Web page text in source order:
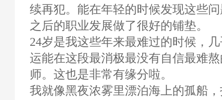
续再犯。能在年轻的时候发现这些
之后的职业发展做了很好的铺垫。
24岁是我这些年来最难过的时候，
运能在这段最消极最没有自信最难
师。这也是非常有缘分啦。
我就像黑夜浓雾里漂泊海上的孤船